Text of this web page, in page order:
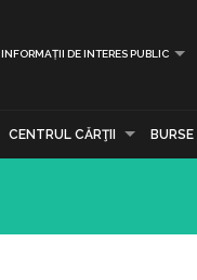
INFORMAȚII DE INTERES PUBLIC
CENTRUL CĂRŢII BURSE